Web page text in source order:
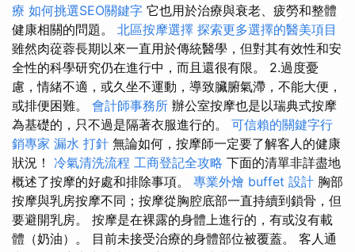
療 如何挑選SEO關鍵字 它也用於治療與衰老、疲勞和整體
健康相關的問題。 北區按摩選擇 探索更多選擇的醫美項目
雖然肉蓯蓉長期以來一直用於傳統醫學，但對其有效性和安
全性的科學研究仍在進行中，而且還很有限。 2.過度憂
慮，情緒不適，或久坐不運動，導致臟腑氣滯，不能大便，
或排便困難。 會計師事務所 辦公室按摩也是以瑞典式按摩
為基礎的，只不過是隔著衣服進行的。 可信賴的關鍵字行
銷專家 漏水 打針 無論如何，按摩師一定要了解客人的健康
狀況！ 冷氣清洗流程 工商登記全攻略 下面的清單非詳盡地
概述了按摩的好處和排除事項。 專業外燴 buffet 設計 胸部
按摩與乳房按摩不同；按摩從胸腔底部一直持續到鎖骨，但
要避開乳房。 按摩是在裸露的身體上進行的，有或沒有載
體（奶油）。 目前未接受治療的身體部位被覆蓋。 客人通